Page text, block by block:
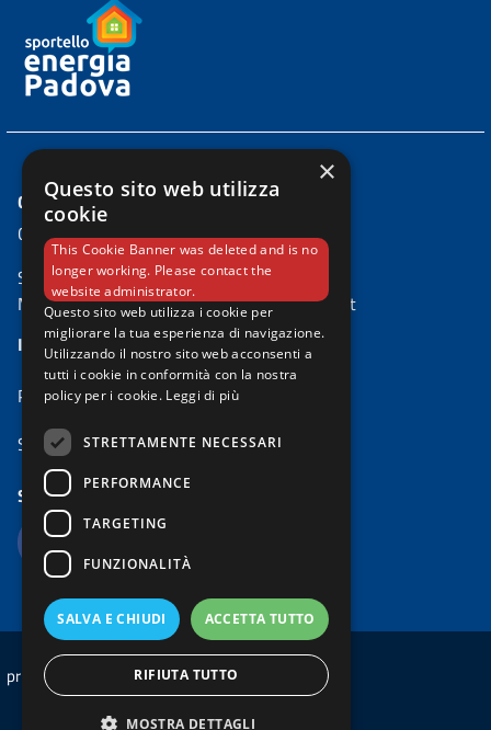
CONTATTI
Comune di Padova
Settore Ambiente e Territorio
Mail:risparmio.energetico@comune.padova.it
IL PROGETTO
PadovaFIT Expanded
Sportello Energia Padova
SEGUICI SU
privacy
×
Questo sito web utilizza
cookie
This Cookie Banner was deleted and is no
longer working. Please contact the
website administrator.
Questo sito web utilizza i cookie per
migliorare la tua esperienza di navigazione.
Utilizzando il nostro sito web acconsenti a
tutti i cookie in conformità con la nostra
policy per i cookie. Leggi di più
STRETTAMENTE NECESSARI
PERFORMANCE
TARGETING
FUNZIONALITÀ
SALVA E CHIUDI ACCETTA TUTTO
RIFIUTA TUTTO
MOSTRA DETTAGLI